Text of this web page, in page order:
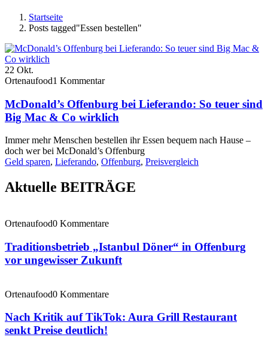
Startseite
Posts tagged"Essen bestellen"
22 Okt.
Ortenaufood1 Kommentar
McDonald’s Offenburg bei Lieferando: So teuer sind
Big Mac & Co wirklich
Immer mehr Menschen bestellen ihr Essen bequem nach Hause –
doch wer bei McDonald’s Offenburg
Geld sparen, Lieferando, Offenburg, Preisvergleich
Aktuelle BEITRÄGE
Ortenaufood0 Kommentare
Traditionsbetrieb „Istanbul Döner“ in Offenburg
vor ungewisser Zukunft
Ortenaufood0 Kommentare
Nach Kritik auf TikTok: Aura Grill Restaurant
senkt Preise deutlich!